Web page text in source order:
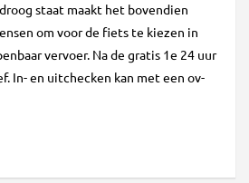
staat maakt het bovendien
om voor de fiets te kiezen in
vervoer. Na de gratis 1e 24 uur
In- en uitchecken kan met een ov-